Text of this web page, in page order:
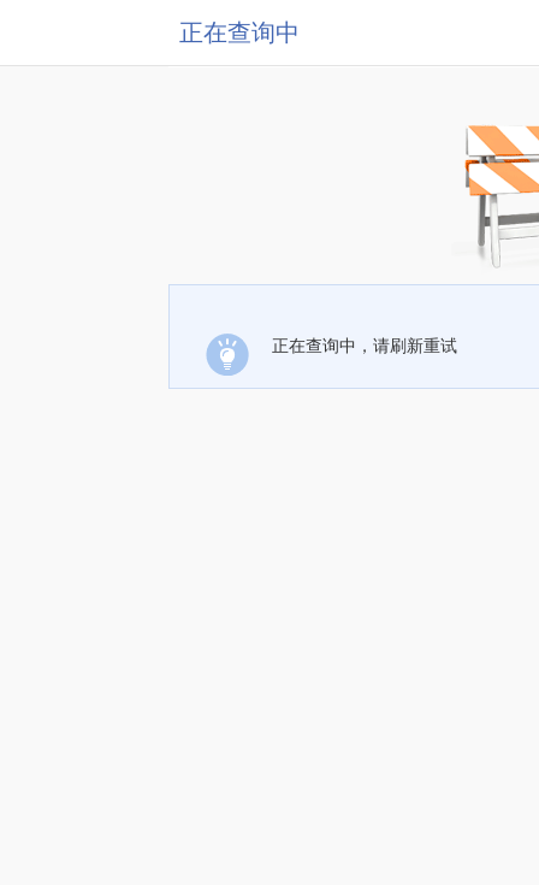
正在查询中
正在查询中，请刷新重试